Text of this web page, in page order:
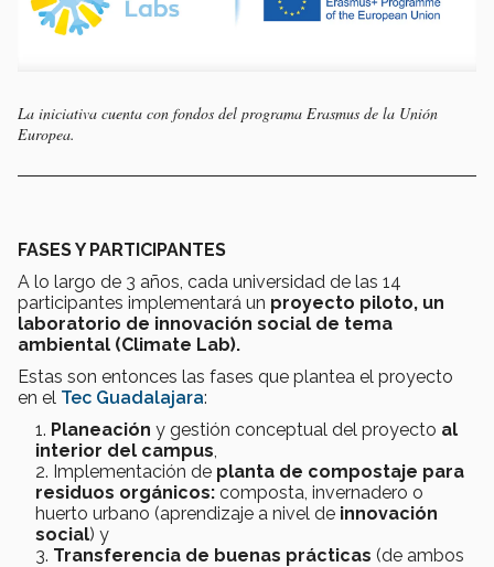
La iniciativa cuenta con fondos del programa Erasmus de la Unión
Europea.
FASES Y PARTICIPANTES
A lo largo de 3 años, cada universidad de las 14
participantes implementará un proyecto piloto, un
laboratorio de innovación social de tema
ambiental (Climate Lab).
Estas son entonces las fases que plantea el proyecto
en el Tec Guadalajara:
Planeación y gestión conceptual del proyecto al
interior del campus
Implementación de planta de compostaje para
residuos orgánicos: composta, invernadero o
huerto urbano (aprendizaje a nivel de innovación
social) y
Transferencia de buenas prácticas (de ambos